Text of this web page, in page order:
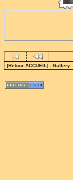
[Retour ACCUEIL] - Gallery: